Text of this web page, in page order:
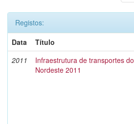
Registos:
Data
Título
2011
Infraestrutura de transportes do
Nordeste 2011